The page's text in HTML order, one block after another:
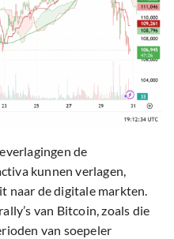
de
kunnen verlagen,
de digitale markten.
van Bitcoin, zoals die
van soepeler